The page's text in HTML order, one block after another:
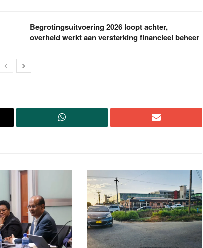
Begrotingsuitvoering 2026 loopt achter,
overheid werkt aan versterking financieel beheer